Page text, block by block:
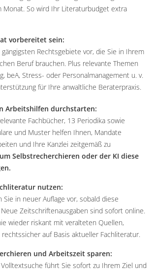
Monat. So wird Ihr Literaturbudget extra
vorbereitet sein:
Rechtsgebiete vor, die Sie in Ihrem
Beruf brauchen. Plus relevante Themen
beA, Stress- oder Personalmanagement u. v.
für Ihre anwaltliche Beraterpraxis.
Arbeitshilfen durchstarten:
Fachbücher, 13 Periodika sowie
und Muster helfen Ihnen, Mandate
und Ihre Kanzlei zeitgemäß zu
Selbstrecherchieren oder der KI diese
nutzen:
Sie in neuer Auflage vor, sobald diese
Zeitschriftenausgaben sind sofort online.
wieder riskant mit veralteten Quellen,
auf Basis aktueller Fachliteratur.
und Arbeitszeit sparen:
führt Sie sofort zu Ihrem Ziel und